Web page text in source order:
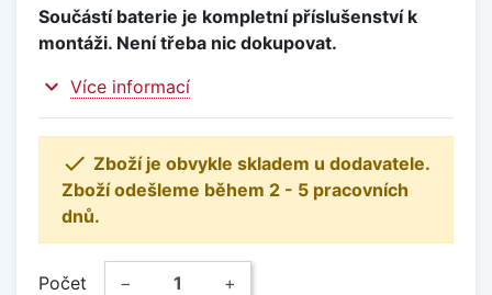
Součástí baterie je kompletní příslušenství k
montáži. Není třeba nic dokupovat.
expand_more Více informací
 Zboží je obvykle skladem u dodavatele.
Zboží odešleme během 2 - 5 pracovních
dnů.
Počet − +